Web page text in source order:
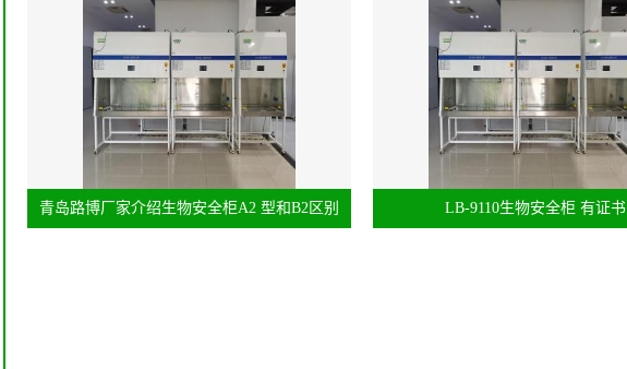
青岛路博厂家介绍生物安全柜A2 型和B2区别 LB-9110生物安全柜 有证书